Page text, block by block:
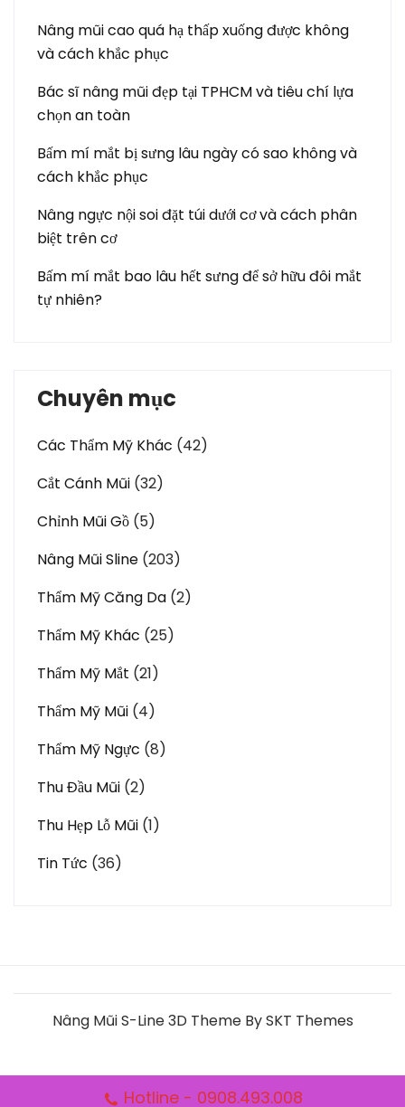
Nâng mũi cao quá hạ thấp xuống được không
và cách khắc phục
Bác sĩ nâng mũi đẹp tại TPHCM và tiêu chí lựa
chọn an toàn
Bấm mí mắt bị sưng lâu ngày có sao không và
cách khắc phục
Nâng ngực nội soi đặt túi dưới cơ và cách phân
biệt trên cơ
Bấm mí mắt bao lâu hết sưng để sở hữu đôi mắt
tự nhiên?
Chuyên mục
Các Thẩm Mỹ Khác (42)
Cắt Cánh Mũi (32)
Chỉnh Mũi Gồ (5)
Nâng Mũi Sline (203)
Thẩm Mỹ Căng Da (2)
Thẩm Mỹ Khác (25)
Thẩm Mỹ Mắt (21)
Thẩm Mỹ Mũi (4)
Thẩm Mỹ Ngực (8)
Thu Đầu Mũi (2)
Thu Hẹp Lỗ Mũi (1)
Tin Tức (36)
Nâng Mũi S-Line 3D Theme By SKT Themes
Hotline - 0908.493.008